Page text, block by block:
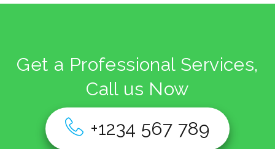
Get a Professional Services,
Call us Now
+1234 567 789